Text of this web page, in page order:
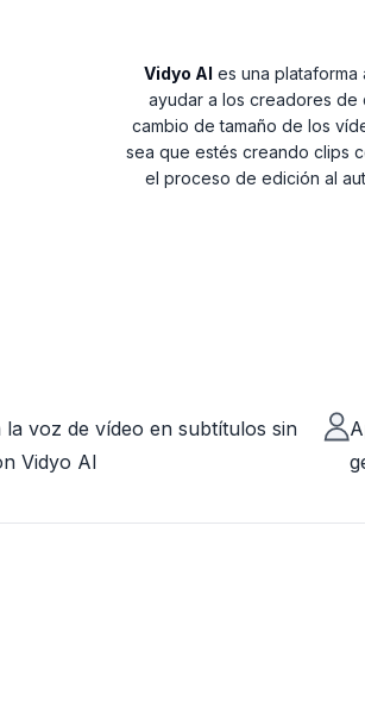
Vidyo AI es una
ayudar a los creadores de
cambio de tamaño de los
sea que estés creando clips
el proceso de edición al
la voz de vídeo en subtítulos sin
Vidyo AI